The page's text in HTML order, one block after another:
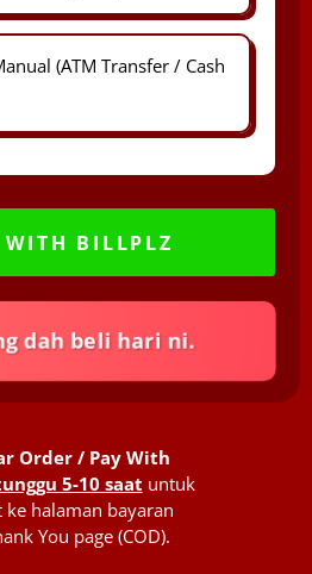
(ATM Transfer / Cash
WITH BILLPLZ
dah beli hari ni.
Order / Pay With
5-10 saat untuk
halaman bayaran
You page (COD).